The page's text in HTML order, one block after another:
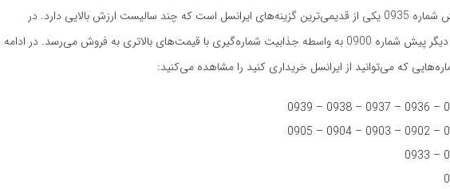
مثال پیش شماره 0935 یکی از قدیمی‌ترین گزینه‌های ایرانسل است که چند سالیست ارزش بالایی دارد. در
دسته‌ای دیگر پیش شماره 0900 به واسطه جذابیت شماره‌گیری با قیمت‌های بالاتری به فروش می‌رسد. در ادامه
که می‌توانید از ایرانسل خریداری کنید را مشاهده می‌کنید: